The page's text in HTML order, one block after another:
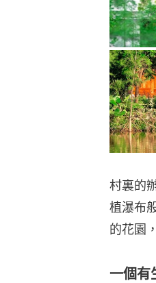
村裏的
植瀑布
的花園
一個有